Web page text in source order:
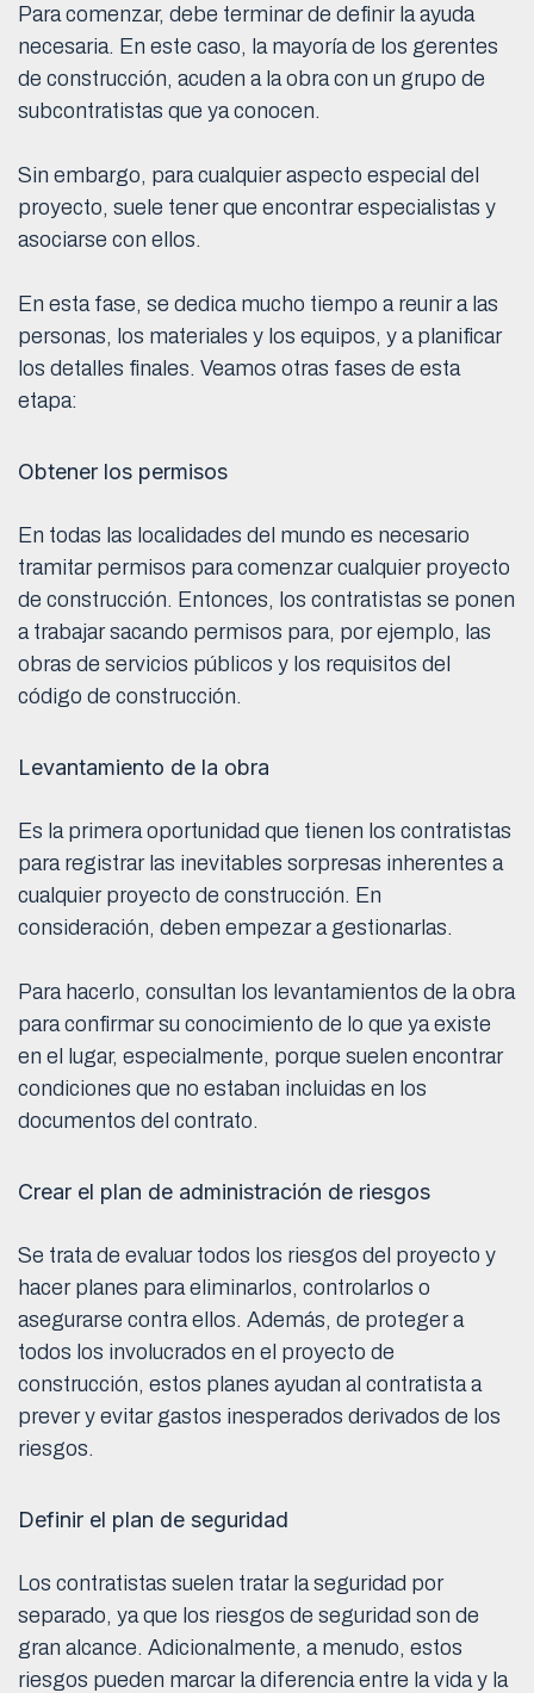
Para comenzar, debe terminar de definir la ayuda
necesaria. En este caso, la mayoría de los gerentes
de construcción, acuden a la obra con un grupo de
subcontratistas que ya conocen.
Sin embargo, para cualquier aspecto especial del
proyecto, suele tener que encontrar especialistas y
asociarse con ellos.
En esta fase, se dedica mucho tiempo a reunir a las
personas, los materiales y los equipos, y a planificar
los detalles finales. Veamos otras fases de esta
etapa:
Obtener los permisos
En todas las localidades del mundo es necesario
tramitar permisos para comenzar cualquier proyecto
de construcción. Entonces, los contratistas se ponen
a trabajar sacando permisos para, por ejemplo, las
obras de servicios públicos y los requisitos del
código de construcción.
Levantamiento de la obra
Es la primera oportunidad que tienen los contratistas
para registrar las inevitables sorpresas inherentes a
cualquier proyecto de construcción. En
consideración, deben empezar a gestionarlas.
Para hacerlo, consultan los levantamientos de la obra
para confirmar su conocimiento de lo que ya existe
en el lugar, especialmente, porque suelen encontrar
condiciones que no estaban incluidas en los
documentos del contrato.
Crear el plan de administración de riesgos
Se trata de evaluar todos los riesgos del proyecto y
hacer planes para eliminarlos, controlarlos o
asegurarse contra ellos. Además, de proteger a
todos los involucrados en el proyecto de
construcción, estos planes ayudan al contratista a
prever y evitar gastos inesperados derivados de los
riesgos.
Definir el plan de seguridad
Los contratistas suelen tratar la seguridad por
separado, ya que los riesgos de seguridad son de
gran alcance. Adicionalmente, a menudo, estos
riesgos pueden marcar la diferencia entre la vida y la